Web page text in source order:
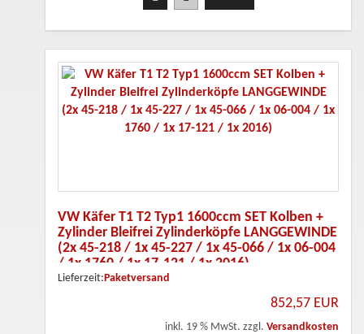
VW Käfer T1 T2 Typ1 1600ccm SET Kolben +
Zylinder Bleifrei Zylinderköpfe LANGGEWINDE
(2x 45-218 / 1x 45-227 / 1x 45-066 / 1x 06-004
/ 1x 1760 / 1x 17-121 / 1x 2016)
Lieferzeit: Paketversand
852,57 EUR
inkl. 19 % MwSt. zzgl. Versandkosten